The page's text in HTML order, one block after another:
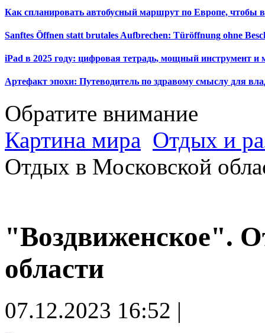
Как спланировать автобусный маршрут по Европе, чтобы
Sanftes Öffnen statt brutales Aufbrechen: Türöffnung ohne
iPad в 2025 году: цифровая тетрадь, мощный инструмент и
Артефакт эпохи: Путеводитель по здравому смыслу для
Обратите внимание
Картина мира Отдых и
Отдых в Московской
"Воздвиженское".
области
07.12.2023 16:52 |